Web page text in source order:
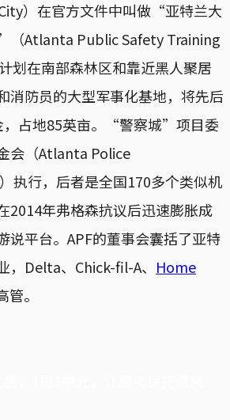
）在官方文件中叫做“亚特兰大
（Atlanta Public Safety Training
划在南部森林区和靠近黑人聚居
消防员的大型军事化基地，将先后
，占地85英亩。“警察城”项目委
会（Atlanta Police
执行，后者是全国170多个类似机
2014年弗格森抗议后迅速膨胀成
说平台。APF的董事会囊括了亚特
，Delta、Chick-fil-A、 Home
。